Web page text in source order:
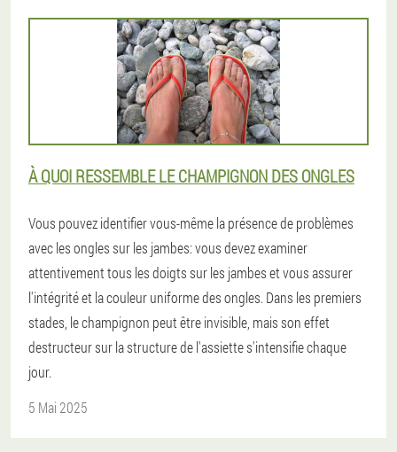
À QUOI RESSEMBLE LE CHAMPIGNON DES ONGLES
Vous pouvez identifier vous-même la présence de problèmes
avec les ongles sur les jambes: vous devez examiner
attentivement tous les doigts sur les jambes et vous assurer
l'intégrité et la couleur uniforme des ongles. Dans les premiers
stades, le champignon peut être invisible, mais son effet
destructeur sur la structure de l'assiette s'intensifie chaque
jour.
5 Mai 2025